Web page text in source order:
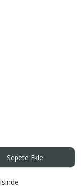
Sepete Ekle